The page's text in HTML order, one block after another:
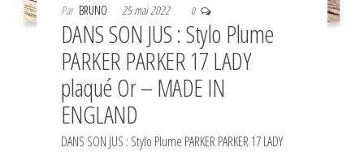
Par BRUNO 25 mai 2022 0
DANS SON JUS : Stylo Plume
PARKER PARKER 17 LADY
plaqué Or – MADE IN
ENGLAND
DANS SON JUS : Stylo Plume PARKER PARKER 17 LADY